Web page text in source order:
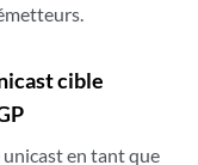
cible
en tant que